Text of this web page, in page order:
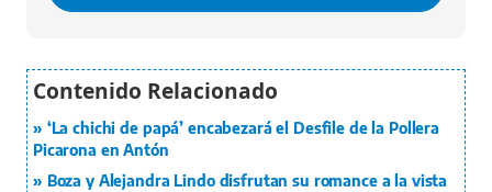
‘La chichi de papá’ encabezará el Desfile de la Pollera
Picarona en Antón
Boza y Alejandra Lindo disfrutan su romance a la vista